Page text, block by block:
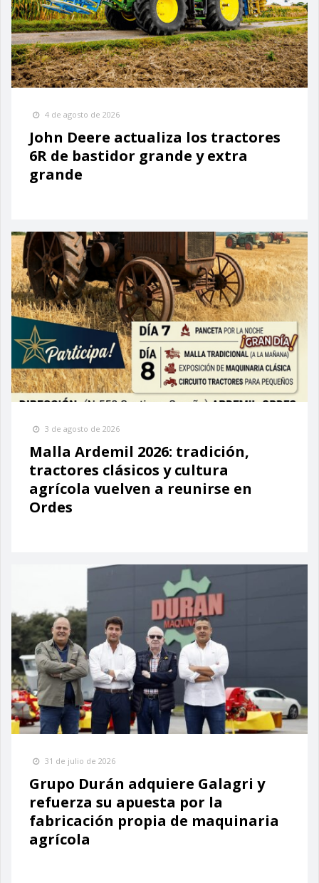
4 de agosto de 2026
John Deere actualiza los tractores
6R de bastidor grande y extra
grande
3 de agosto de 2026
Malla Ardemil 2026: tradición,
tractores clásicos y cultura
agrícola vuelven a reunirse en
Ordes
31 de julio de 2026
Grupo Durán adquiere Galagri y
refuerza su apuesta por la
fabricación propia de maquinaria
agrícola